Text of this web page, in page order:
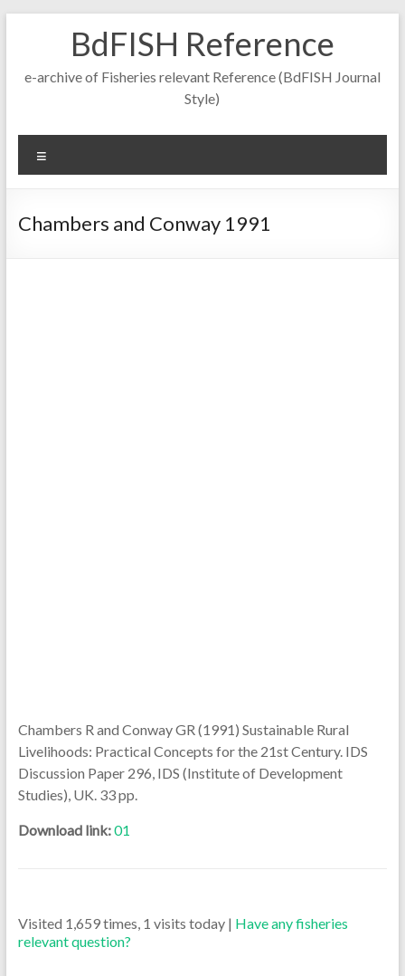
BdFISH Reference
e-archive of Fisheries relevant Reference (BdFISH Journal
Style)
Chambers and Conway 1991
Chambers R and Conway GR (1991) Sustainable Rural
Livelihoods: Practical Concepts for the 21st Century. IDS
Discussion Paper 296, IDS (Institute of Development
Studies), UK. 33 pp.
Download link:01
Visited 1,659 times, 1 visits today | Have any fisheries
relevant question?